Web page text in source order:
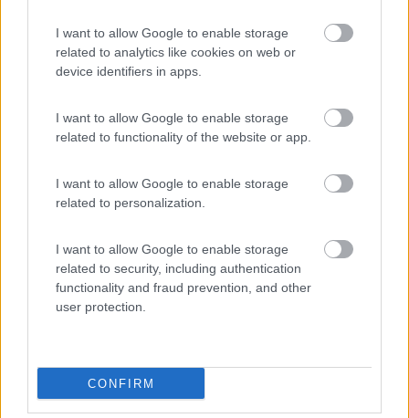
I want to allow Google to enable storage
related to analytics like cookies on web or
device identifiers in apps.
I want to allow Google to enable storage
related to functionality of the website or app.
I want to allow Google to enable storage
related to personalization.
I want to allow Google to enable storage
related to security, including authentication
functionality and fraud prevention, and other
user protection.
CONFIRM
Inserito il 13/02/2024 alle: 15:22:49
In risposta al messaggio diledzepdel13/02/2024 alle
Kazakistan, dove per gli italiani non serve il visto, e da lì fare l'Uzbekistan
, dove nemmeno serve Di per sè quel che rende complicato questo
Non siamo entrati nel dettaglio dell'itinerario e dei visti,
Vedremo al momento opportuno ma se va avanti così, mi sa che
andremo prima in Sud America.
Non parliamo dei km che crescono come funghi! Ma visto che,
per ora, il motore va benissimo, lo curiamo per farlo durare.
Anche perché imbarcare un mezzo nuovo o semi nuovo per il
Silvy 60
436
Inserito il13/02/2024 alle:15:24:39